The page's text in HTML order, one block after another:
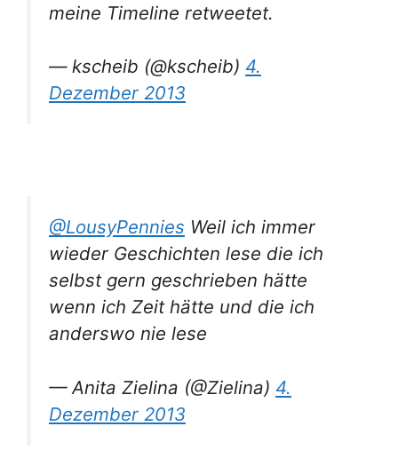
meine Timeline retweetet.
— kscheib (@kscheib) 4.
Dezember 2013
@LousyPennies Weil ich immer
wieder Geschichten lese die ich
selbst gern geschrieben hätte
wenn ich Zeit hätte und die ich
anderswo nie lese
— Anita Zielina (@Zielina) 4.
Dezember 2013